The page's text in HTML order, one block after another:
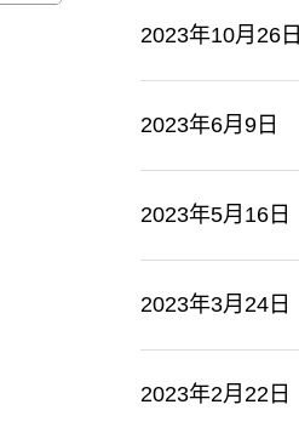
2023年10月26日
2023年6月9日
2023年5月16日
2023年3月24日
2023年2月22日